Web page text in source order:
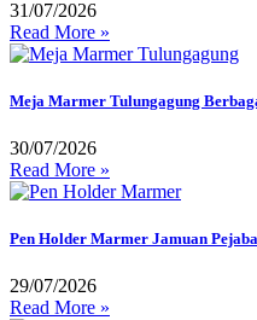
31/07/2026
Read More »
Meja Marmer Tulungagung
30/07/2026
Read More »
Pen Holder Marmer Jamuan
29/07/2026
Read More »